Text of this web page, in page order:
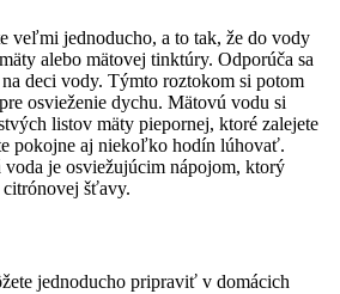
veľmi jednoducho, a to tak, že do vody
alebo mätovej tinktúry. Odporúča sa
deci vody. Týmto roztokom si potom
osvieženie dychu. Mätovú vodu si
listov mäty piepornej, ktoré zalejete
pokojne aj niekoľko hodín lúhovať.
voda je osviežujúcim nápojom, ktorý
šťavy.
jednoducho pripraviť v domácich